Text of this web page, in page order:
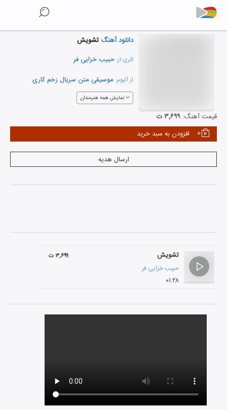
دانلود آهنگ تشویش
اثری از: حبیب خزایی فر
از آلبوم: موسیقی متن سریال زخم کاری
نمایش همه هنرمندان
قیمت آهنگ: ۳,۶۹۹ ت
افزودن به سبد خرید
ارسال هدیه
تشویش
حبیب خزایی فر
۰۱:۲۸
۳,۶۹۹ ت